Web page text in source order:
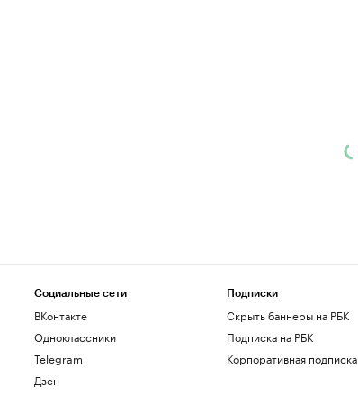
Социальные сети
ВКонтакте
Одноклассники
Telegram
Дзен
Подписки
Скрыть баннеры на РБК
Подписка на РБК
Корпоративная подписка